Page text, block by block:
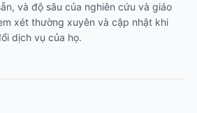
và độ sâu của nghiên cứu và giáo
xét thường xuyên và cập nhật khi
dịch vụ của họ.